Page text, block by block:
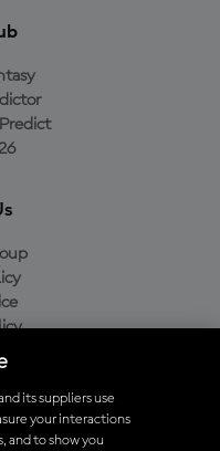
da MotoGP™
its suppliers use
your interactions
and to show you